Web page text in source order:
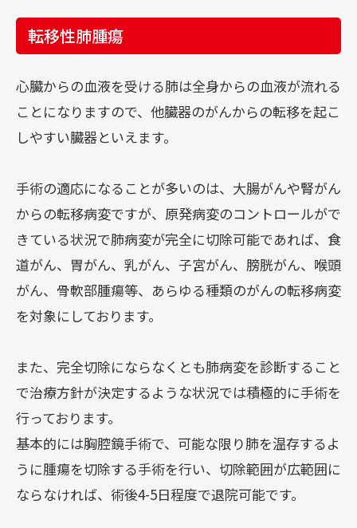
転移性肺腫瘍
心臓からの血液を受ける肺は全身からの血液が流れる
ことになりますので、他臓器のがんからの転移を起こ
しやすい臓器といえます。
手術の適応になることが多いのは、大腸がんや腎がん
からの転移病変ですが、原発病変のコントロールがで
きている状況で肺病変が完全に切除可能であれば、食
道がん、胃がん、乳がん、子宮がん、膀胱がん、喉頭
がん、骨軟部腫瘍等、あらゆる種類のがんの転移病変
を対象にしております。
また、完全切除にならなくとも肺病変を診断すること
で治療方針が決定するような状況では積極的に手術を
行っております。
基本的には胸腔鏡手術で、可能な限り肺を温存するよ
うに腫瘍を切除する手術を行い、切除範囲が広範囲に
ならなければ、術後4-5日程度で退院可能です。